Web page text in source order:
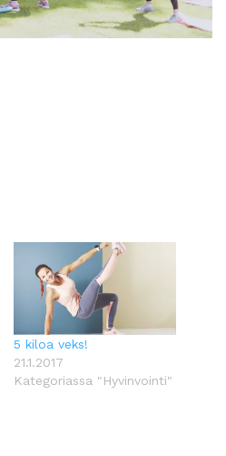
5 kiloa veks!
21.1.2017
Kategoriassa "Hyvinvointi"